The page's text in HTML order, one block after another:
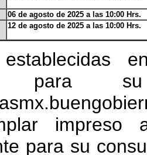
06 de agosto de 2025 a las 10:00 Hrs.
12 de agosto de 2025 a las 10:00 Hrs.
para
impreso
para su